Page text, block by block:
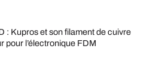
: Kupros et son filament de cuivre
pour l’électronique FDM